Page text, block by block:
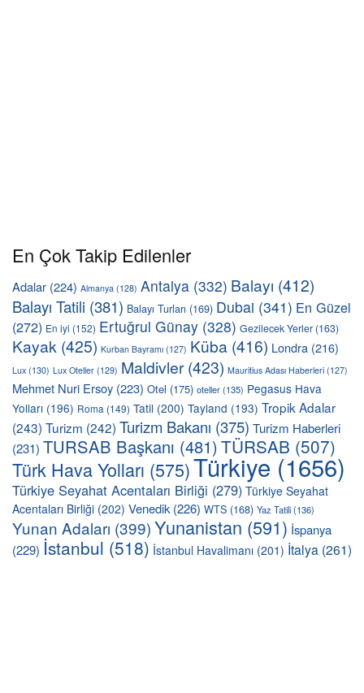
En Çok Takip Edilenler
Adalar (224) Almanya (128) Antalya (332) Balayı (412)
Balayı Tatili (381) Balayı Turları (169) Dubai (341) En Güzel
(272) En iyi (152) Ertuğrul Günay (328) Gezilecek Yerler (163)
Kayak (425) Kurban Bayramı (127) Küba (416) Londra (216)
Lux (130) Lux Oteller (129) Maldivler(423) Mauritius Adası Haberleri (127)
Mehmet Nuri Ersoy (223) Otel (175) oteller(135) Pegasus Hava
Yolları (196) Roma (149) Tatil (200) Tayland (193) Tropik Adalar
(243) Turizm (242) Turizm Bakanı (375) Turizm Haberleri
(231) TURSAB Başkanı (481)TÜRSAB (507)
Türk Hava Yolları (575)Türkiye (1656)
Türkiye Seyahat Acentaları Birliği (279) Türkiye Seyahat
Acentaları Birliği (202) Venedik(226) WTS (168) Yaz Tatili(136)
Yunan Adaları (399)Yunanistan (591) İspanya
(229) İstanbul (518) İstanbul Havalimanı (201) İtalya (261)